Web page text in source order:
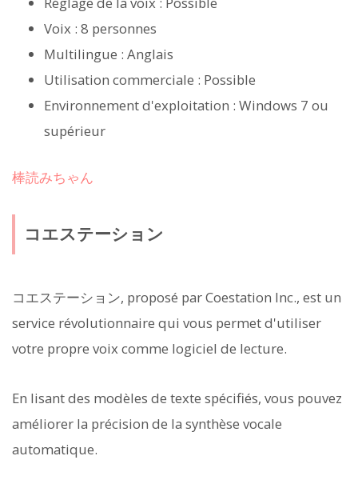
Voix : 8 personnes
Multilingue : Anglais
Utilisation commerciale : Possible
Environnement d'exploitation : Windows 7 ou
supérieur
棒読みちゃん
コエステーション
コエステーション, proposé par Coestation Inc., est un
service révolutionnaire qui vous permet d'utiliser
votre propre voix comme logiciel de lecture.
En lisant des modèles de texte spécifiés, vous pouvez
améliorer la précision de la synthèse vocale
automatique.